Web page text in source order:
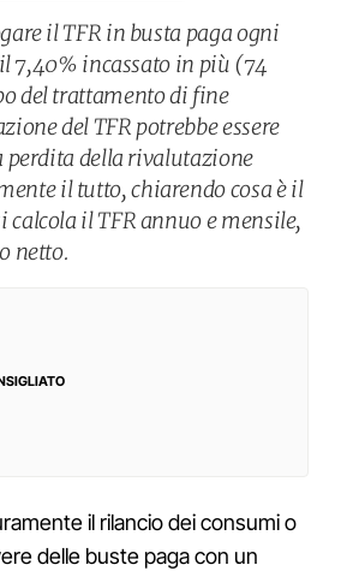
il TFR in busta paga ogni
7,40% incassato in più (74
del trattamento di fine
del TFR potrebbe essere
perdita della rivalutazione
il tutto, chiarendo cosa è il
il TFR annuo e mensile,
netto.
il rilancio dei consumi o
delle buste paga con un